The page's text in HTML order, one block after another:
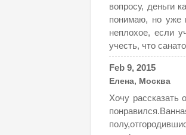
вопросу, деньги
понимаю, но уже
неплохое, если
учесть, что
Feb 9, 2015
Елена, Москва
Хочу рассказать